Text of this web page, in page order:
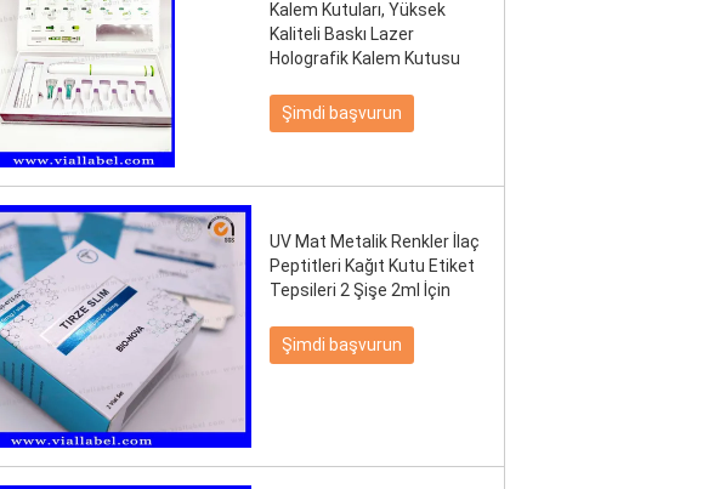
Kalem Kutuları, Yüksek
Kaliteli Baskı Lazer
Holografik Kalem Kutusu
Şimdi başvurun
UV Mat Metalik Renkler İlaç
Peptitleri Kağıt Kutu Etiket
Tepsileri 2 Şişe 2ml İçin
Şimdi başvurun